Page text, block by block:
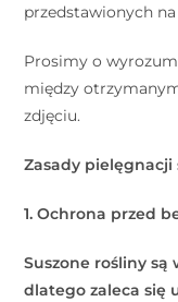
przedstawionych
Prosimy o
między
zdjęciu.
Zasady pielęgnacji
1. Ochrona przed
Suszone rośliny są
dlatego zaleca się